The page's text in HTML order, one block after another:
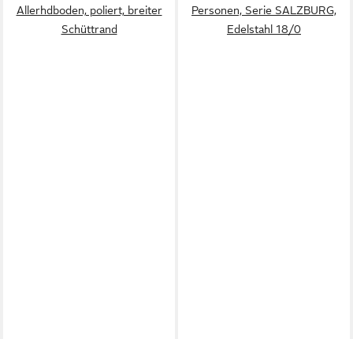
Allerhdboden, poliert, breiter
Schüttrand
Personen, Serie SALZBURG,
Edelstahl 18/0